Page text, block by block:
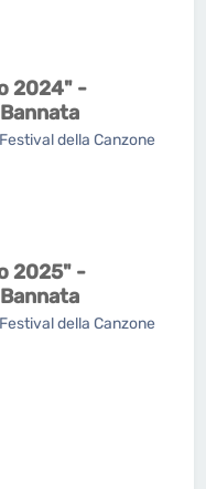
2024" -
della Canzone
2025" -
della Canzone